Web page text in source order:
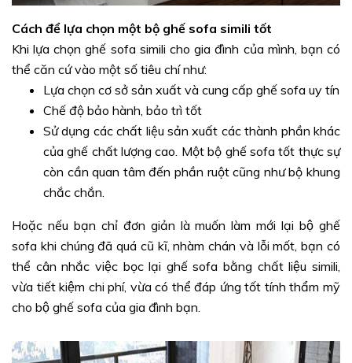
Cách để lựa chọn một bộ ghế sofa simili tốt
Khi lựa chọn ghế sofa simili cho gia đình của mình, bạn có
thể căn cứ vào một số tiêu chí như:
Lựa chọn cơ sở sản xuất và cung cấp ghế sofa uy tín
Chế độ bảo hành, bảo trì tốt
Sử dụng các chất liệu sản xuất các thành phần khác
của ghế chất lượng cao. Một bộ ghế sofa tốt thực sự
còn cần quan tâm đến phần ruột cũng như bộ khung
chắc chắn.
Hoặc nếu bạn chỉ đơn giản là muốn làm mới lại bộ ghế
sofa khi chúng đã quá cũ kĩ, nhàm chán và lỗi mốt, bạn có
thể cân nhắc việc bọc lại ghế sofa bằng chất liệu simili,
vừa tiết kiệm chi phí, vừa có thể đáp ứng tốt tính thẩm mỹ
cho bộ ghế sofa của gia đình bạn.